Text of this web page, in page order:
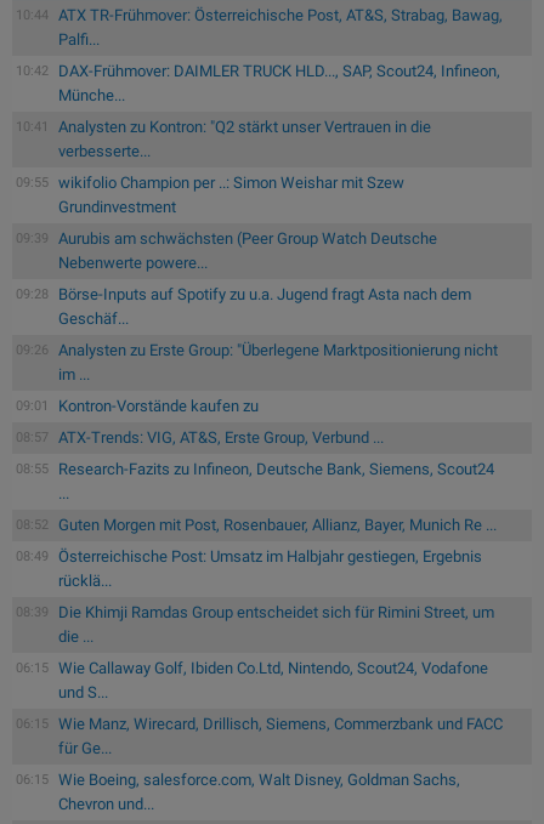
10:44
ATX TR-Frühmover: Österreichische Post, AT&S, Strabag, Bawag,
Palfi...
10:42
DAX-Frühmover: DAIMLER TRUCK HLD..., SAP, Scout24, Infineon,
Münche...
10:41
Analysten zu Kontron: "Q2 stärkt unser Vertrauen in die
verbesserte...
09:55
wikifolio Champion per ..: Simon Weishar mit Szew
Grundinvestment
09:39
Aurubis am schwächsten (Peer Group Watch Deutsche
Nebenwerte powere...
09:28
Börse-Inputs auf Spotify zu u.a. Jugend fragt Asta nach dem
Geschäf...
09:26
Analysten zu Erste Group: "Überlegene Marktpositionierung nicht
im ...
09:01 Kontron-Vorstände kaufen zu
08:57 ATX-Trends: VIG, AT&S, Erste Group, Verbund ...
08:55
Research-Fazits zu Infineon, Deutsche Bank, Siemens, Scout24
...
08:52 Guten Morgen mit Post, Rosenbauer, Allianz, Bayer, Munich Re ...
08:49
Österreichische Post: Umsatz im Halbjahr gestiegen, Ergebnis
rücklä...
08:39
Die Khimji Ramdas Group entscheidet sich für Rimini Street, um
die ...
06:15
Wie Callaway Golf, Ibiden Co.Ltd, Nintendo, Scout24, Vodafone
und S...
06:15
Wie Manz, Wirecard, Drillisch, Siemens, Commerzbank und FACC
für Ge...
06:15
Wie Boeing, salesforce.com, Walt Disney, Goldman Sachs,
Chevron und...